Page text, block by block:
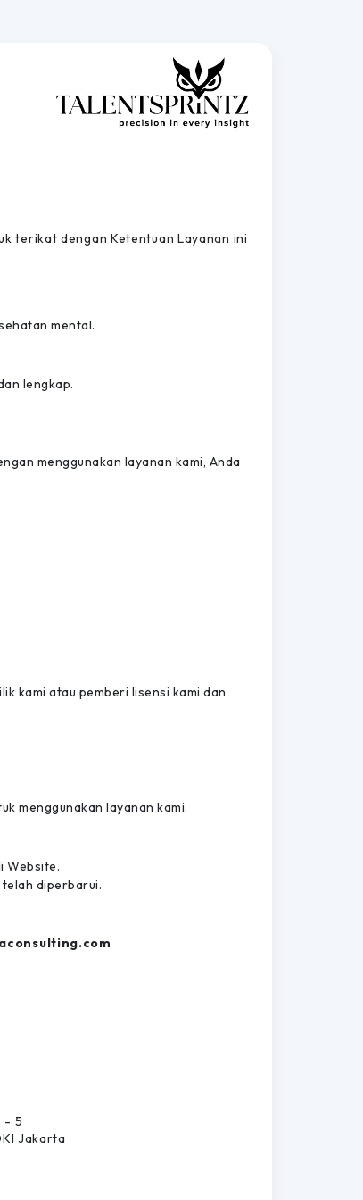
terikat dengan Ketentuan Layanan ini
mental.
lengkap.
menggunakan layanan kami, Anda
kami atau pemberi lisensi kami dan
menggunakan layanan kami.
Website.
diperbarui.
- 5
Jakarta